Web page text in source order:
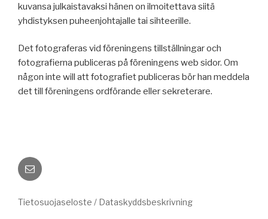
kuvansa julkaistavaksi hänen on ilmoitettava siitä
yhdistyksen puheenjohtajalle tai sihteerille.
Det fotograferas vid föreningens tillställningar och
fotografierna publiceras på föreningens web sidor. Om
någon inte will att fotografiet publiceras bör han meddela
det till föreningens ordförande eller sekreterare.
Sähköposti
Tietosuojaseloste / Dataskyddsbeskrivning